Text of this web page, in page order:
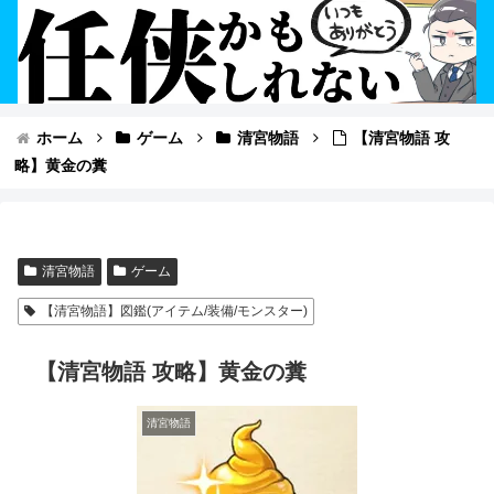
ホーム ゲーム 清宮物語
【清宮物語 攻
略】黄金の糞
清宮物語 ゲーム
【清宮物語】図鑑(アイテム/装備/モンスター)
【清宮物語 攻略】黄金の糞
清宮物語